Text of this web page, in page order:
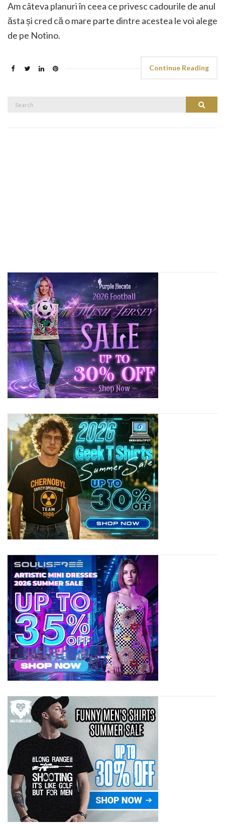
Am câteva planuri în ceea ce privesc cadourile de anul
ăsta și cred că o mare parte dintre acestea le voi alege
de pe Notino.
Continue Reading
Search